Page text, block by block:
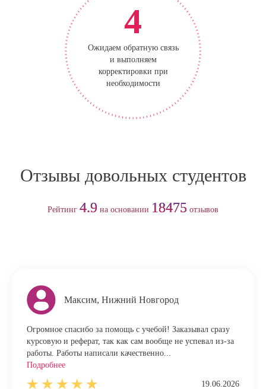
4
Ожидаем обратную связь
и выполняем
корректировки при
необходимости
Отзывы довольных студентов
Рейтинг 4.9 на основании 18475 отзывов
Максим, Нижний Новгород
Огромное спасибо за помощь с учебой! Заказывал сразу
курсовую и реферат, так как сам вообще не успевал из-за
работы. Работы написали качественно...
Подробнее
19.06.2026